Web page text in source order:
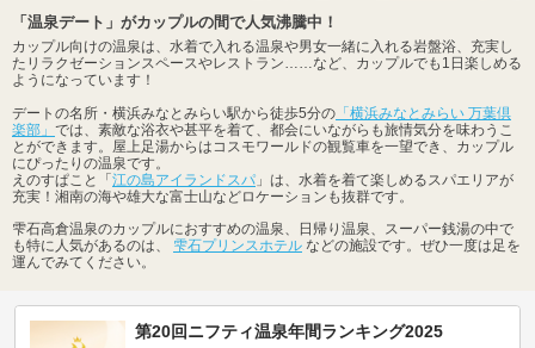
「温泉デート」がカップルの間で人気沸騰中！
カップル向けの温泉は、水着で入れる温泉や男女一緒に入れる岩盤浴、充実し
たリラクゼーションスペースやレストラン……など、カップルでも1日楽しめる
ようになっています！
デートの名所・横浜みなとみらい駅から徒歩5分の 「横浜みなとみらい 万葉倶
楽部」 では、素敵な浴衣や甚平を着て、都会にいながらも旅情気分を味わうこ
とができます。屋上足湯からはコスモワールドの観覧車を一望でき、カップル
にぴったりの温泉です。
えのすぱこと「江の島アイランドスパ 」は、水着を着て楽しめるスパエリアが
充実！湘南の海や雄大な富士山などロケーションも抜群です。
雫石高倉温泉のカップルにおすすめの温泉、日帰り温泉、スーパー銭湯の中で
も特に人気があるのは、 雫石プリンスホテル などの施設です。ぜひ一度は足を
運んでみてください。
第20回ニフティ温泉年間ランキング2025